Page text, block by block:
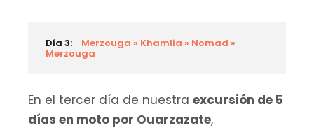
Día 3: Merzouga » Khamlia » Nomad »
Merzouga
En el tercer día de nuestra excursión de 5
días en moto por Ouarzazate,